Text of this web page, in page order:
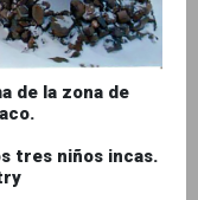
de la zona de
tres niños incas.